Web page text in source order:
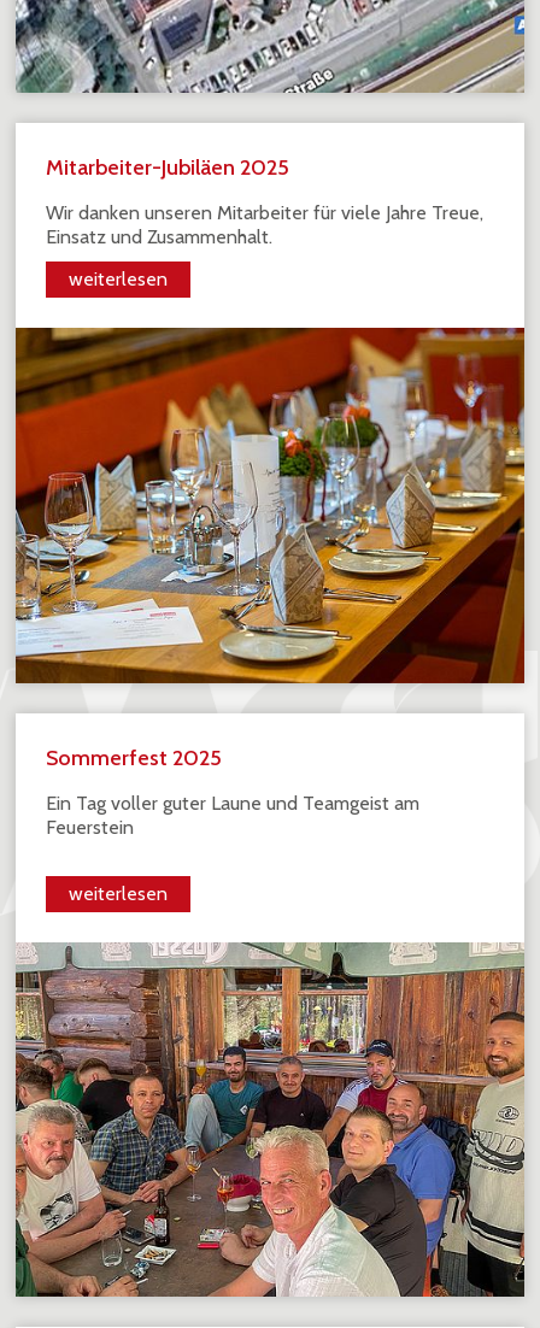
Mitarbeiter-Jubiläen 2025
Wir danken unseren Mitarbeiter für viele Jahre Treue,
Einsatz und Zusammenhalt.
weiterlesen
Sommerfest 2025
Ein Tag voller guter Laune und Teamgeist am
Feuerstein
weiterlesen